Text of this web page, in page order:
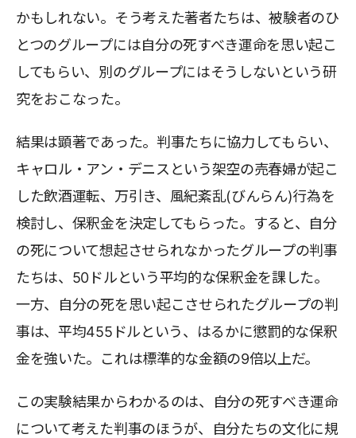
かもしれない。そう考えた著者たちは、被験者のひ
とつのグループには自分の死すべき運命を思い起こ
してもらい、別のグループにはそうしないという研
究をおこなった。
結果は顕著であった。判事たちに協力してもらい、
キャロル・アン・デニスという架空の売春婦が起こ
した飲酒運転、万引き、風紀紊乱(びんらん)行為を
検討し、保釈金を決定してもらった。すると、自分
の死について想起させられなかったグループの判事
たちは、50ドルという平均的な保釈金を課した。
一方、自分の死を思い起こさせられたグループの判
事は、平均455ドルという、はるかに懲罰的な保釈
金を強いた。これは標準的な金額の9倍以上だ。
この実験結果からわかるのは、自分の死すべき運命
について考えた判事のほうが、自分たちの文化に規